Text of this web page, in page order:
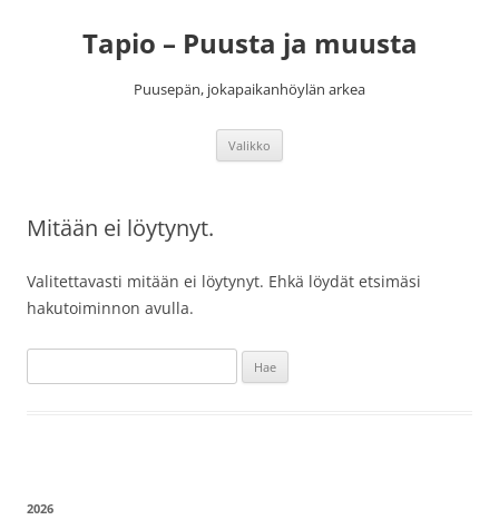
Tapio – Puusta ja muusta
Puusepän, jokapaikanhöylän arkea
Valikko
Mitään ei löytynyt.
Valitettavasti mitään ei löytynyt. Ehkä löydät etsimäsi
hakutoiminnon avulla.
2026